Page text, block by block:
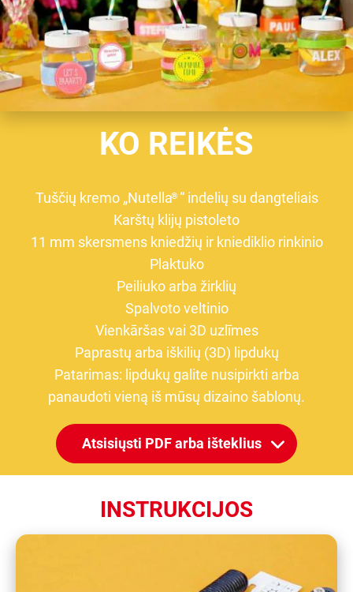
KO REIKĖS
Tuščių kremo „Nutella® “ indelių su dangteliais
Karštų klijų pistoleto
11 mm skersmens kniedžių ir kniediklio rinkinio
Plaktuko
Peiliuko arba žirklių
Spalvoto veltinio
Vienkāršas vai 3D uzlīmes
Paprastų arba iškilių (3D) lipdukų
Patarimas: lipdukų galite nusipirkti arba
panaudoti vieną iš mūsų dizaino šablonų.
Atsisiųsti PDF arba išteklius
INSTRUKCIJOS